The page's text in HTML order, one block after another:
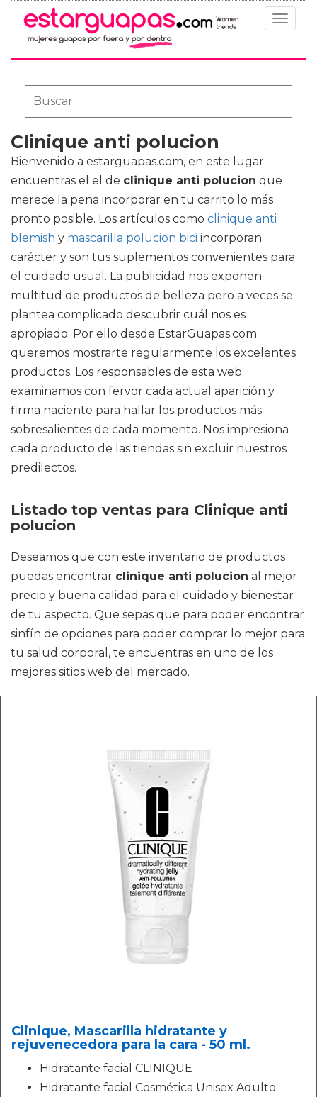
Toggle
Clinique anti polucion
Bienvenido a estarguapas.com, en este lugar
encuentras el el de clinique anti polucion que
merece la pena incorporar en tu carrito lo más
pronto posible. Los artículos como clinique anti
blemish y mascarilla polucion bici incorporan
carácter y son tus suplementos convenientes para
el cuidado usual. La publicidad nos exponen
multitud de productos de belleza pero a veces se
plantea complicado descubrir cuál nos es
apropiado. Por ello desde EstarGuapas.com
queremos mostrarte regularmente los excelentes
productos. Los responsables de esta web
examinamos con fervor cada actual aparición y
firma naciente para hallar los productos más
sobresalientes de cada momento. Nos impresiona
cada producto de las tiendas sin excluir nuestros
predilectos.
Listado top ventas para Clinique anti
polucion
Deseamos que con este inventario de productos
puedas encontrar clinique anti polucion al mejor
precio y buena calidad para el cuidado y bienestar
de tu aspecto. Que sepas que para poder encontrar
sinfín de opciones para poder comprar lo mejor para
tu salud corporal, te encuentras en uno de los
mejores sitios web del mercado.
Clinique, Mascarilla hidratante y
rejuvenecedora para la cara - 50 ml.
Hidratante facial CLINIQUE
Hidratante facial Cosmética Unisex Adulto